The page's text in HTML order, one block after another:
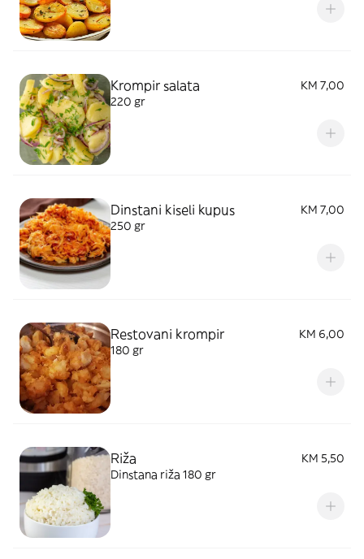
Krompir salata
KM 7,00
220 gr
Dinstani kiseli kupus
KM 7,00
250 gr
Restovani krompir
KM 6,00
180 gr
Riža
KM 5,50
Dinstana riža 180 gr